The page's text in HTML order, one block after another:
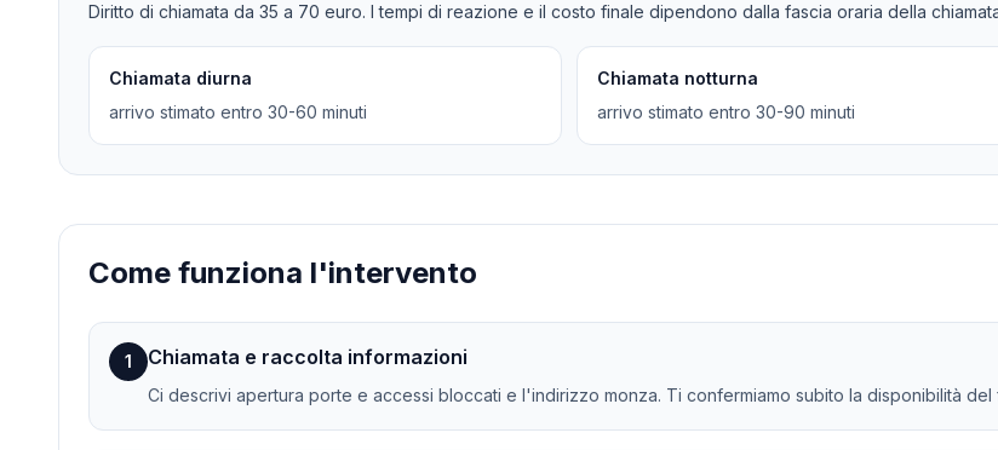
Diritto di chiamata da 35 a 70 euro. I tempi di reazione e il costo finale dipendono dalla fascia oraria della
Chiamata diurna
arrivo stimato entro 30-60 minuti
Chiamata notturna
arrivo stimato entro 30-90 minuti
Come funziona l'intervento
1 Chiamata e raccolta informazioni
Ci descrivi apertura porte e accessi bloccati e l'indirizzo monza. Ti confermiamo subito la disponibilità del